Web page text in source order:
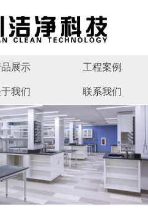
展示 工程案例
我们 联系我们